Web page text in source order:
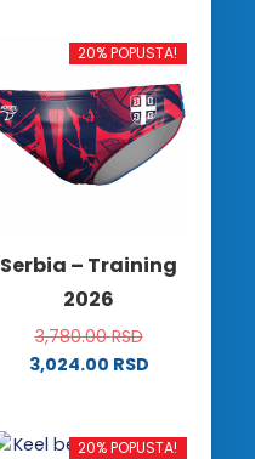
više
varijanti.
Opcije
mogu
biti
izabrane
proizvoda.
20% POPUSTA!
Serbia – Training
2026
3,780.00RSD
3,024.00 RSD
ima
20% POPUSTA!